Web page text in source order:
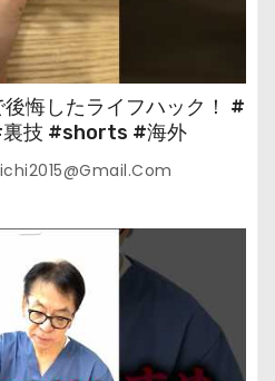
悔したライフハック！ #
裏技 #shorts #海外